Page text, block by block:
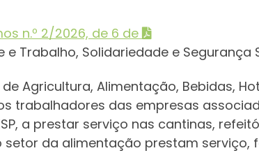
n.º 2/2026, de 6 de
e Trabalho, Solidariedade e Segurança
Agricultura, Alimentação, Bebidas,
trabalhadores das empresas
a prestar serviço nas cantinas,
da alimentação prestam serviço,